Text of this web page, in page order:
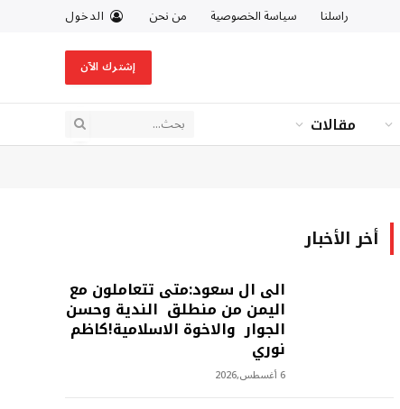
راسلنا سياسة الخصوصية من نحن الدخول
إشترك الآن
مقالات
أخر الأخبار
الى ال سعود:متى تتعاملون مع
اليمن من منطلق الندية وحسن
الجوار والاخوة الاسلامية!كاظم
نوري
6 أغسطس,2026